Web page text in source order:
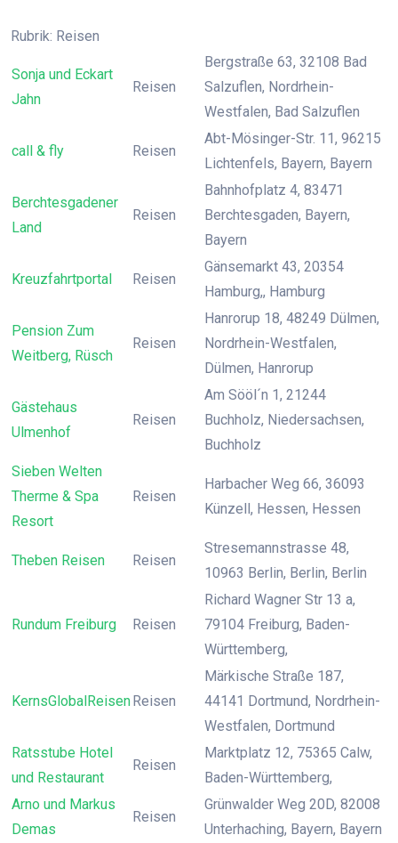
Rubrik: Reisen
Sonja und Eckart
Jahn
Reisen
Bergstraße 63, 32108 Bad
Salzuflen, Nordrhein-
Westfalen, Bad Salzuflen
call & fly Reisen
Abt-Mösinger-Str. 11, 96215
Lichtenfels, Bayern, Bayern
Berchtesgadener
Land
Reisen
Bahnhofplatz 4, 83471
Berchtesgaden, Bayern,
Bayern
Kreuzfahrtportal Reisen
Gänsemarkt 43, 20354
Hamburg,, Hamburg
Pension Zum
Weitberg, Rüsch
Reisen
Hanrorup 18, 48249 Dülmen,
Nordrhein-Westfalen,
Dülmen, Hanrorup
Gästehaus
Ulmenhof
Reisen
Am Sööl´n 1, 21244
Buchholz, Niedersachsen,
Buchholz
Sieben Welten
Therme & Spa
Resort
Reisen
Harbacher Weg 66, 36093
Künzell, Hessen, Hessen
Theben Reisen Reisen
Stresemannstrasse 48,
10963 Berlin, Berlin, Berlin
Rundum Freiburg Reisen
Richard Wagner Str 13 a,
79104 Freiburg, Baden-
Württemberg,
KernsGlobalReisenReisen
Märkische Straße 187,
44141 Dortmund, Nordrhein-
Westfalen, Dortmund
Ratsstube Hotel
und Restaurant
Reisen
Marktplatz 12, 75365 Calw,
Baden-Württemberg,
Arno und Markus
Demas
Reisen
Grünwalder Weg 20D, 82008
Unterhaching, Bayern, Bayern